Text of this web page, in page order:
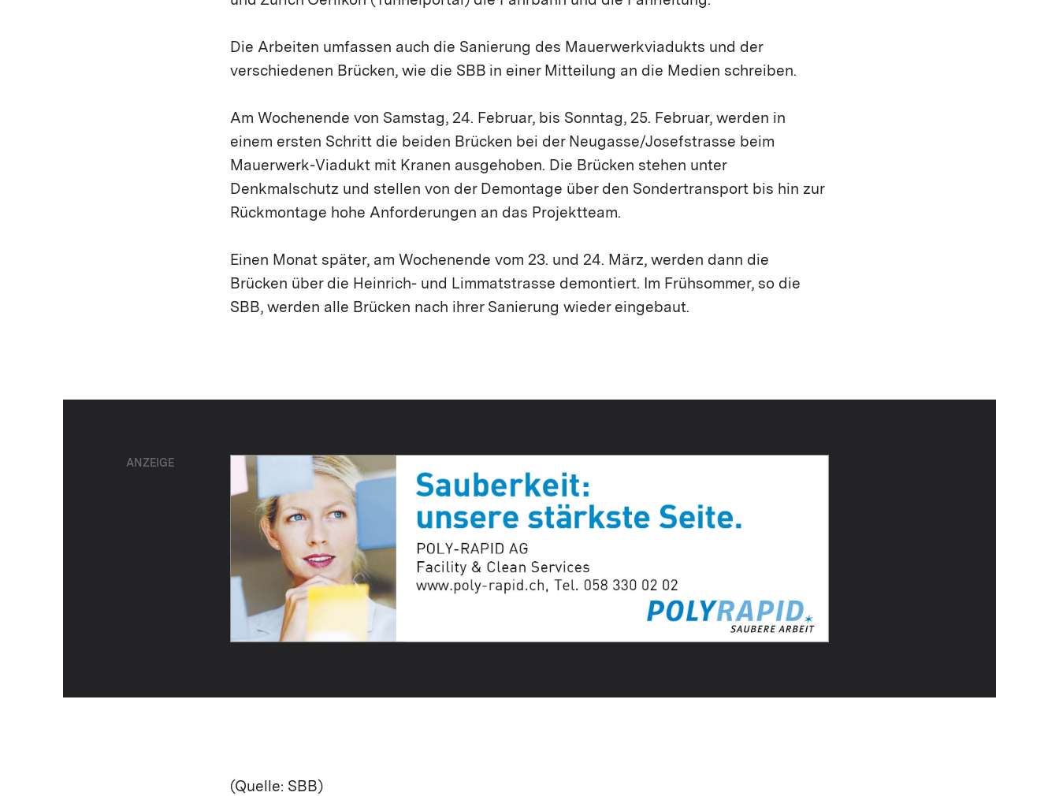
Die Arbeiten umfassen auch die Sanierung des Mauerwerkviadukts und der
verschiedenen Brücken, wie die SBB in einer Mitteilung an die Medien schreiben.
Am Wochenende von Samstag, 24. Februar, bis Sonntag, 25. Februar, werden in
einem ersten Schritt die beiden Brücken bei der Neugasse/Josefstrasse beim
Mauerwerk-Viadukt mit Kranen ausgehoben. Die Brücken stehen unter
Denkmalschutz und stellen von der Demontage über den Sondertransport bis hin zur
Rückmontage hohe Anforderungen an das Projektteam.
Einen Monat später, am Wochenende vom 23. und 24. März, werden dann die
Brücken über die Heinrich- und Limmatstrasse demontiert. Im Frühsommer, so die
SBB, werden alle Brücken nach ihrer Sanierung wieder eingebaut.
ANZEIGE
(Quelle: SBB)